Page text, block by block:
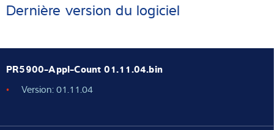
Actualités
Dernière version du logiciel
PR5900-Appl-Count 01.11.04.bin
Version: 01.11.04